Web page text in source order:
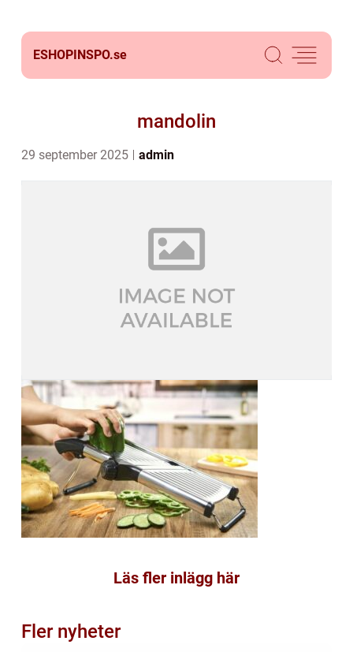
ESHOPINSPO.se
mandolin
29 september 2025 admin
Läs fler inlägg här
Fler nyheter